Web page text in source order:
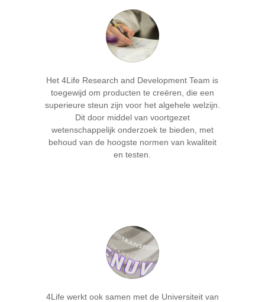
Het 4Life Research and Development Team is
toegewijd om producten te creëren, die een
superieure steun zijn voor het algehele welzijn.
Dit door middel van voortgezet
wetenschappelijk onderzoek te bieden, met
behoud van de hoogste normen van kwaliteit
en testen.
4Life werkt ook samen met de Universiteit van